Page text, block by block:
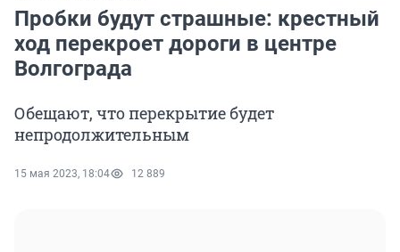
Пробки будут страшные: крестный
ход перекроет дороги в центре
Волгограда
Обещают, что перекрытие будет
непродолжительным
15 мая 2023, 18:04 12 889